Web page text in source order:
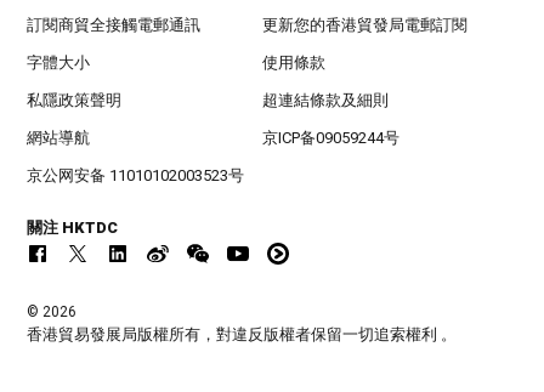
訂閱商貿全接觸電郵通訊 更新您的香港貿發局電郵訂閱
字體大小 使用條款
私隱政策聲明 超連結條款及細則
網站導航 京ICP备09059244号
京公网安备 11010102003523号
關注 HKTDC
© 2026
香港貿易發展局版權所有，對違反版權者保留一切追索權利 。